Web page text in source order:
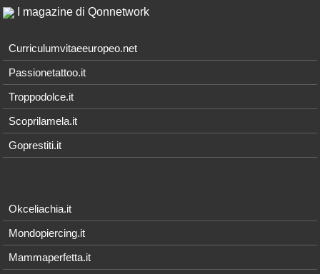
I magazine di Qonnetwork
Curriculumvitaeeuropeo.net
Passionetattoo.it
Troppodolce.it
Scoprilamela.it
Goprestiti.it
Okceliachia.it
Mondopiercing.it
Mammaperfetta.it